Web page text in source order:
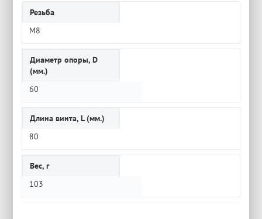
Резьба
M8
Диаметр опоры, D
(мм.)
60
Длина винта, L (мм.)
80
Вес, г
103